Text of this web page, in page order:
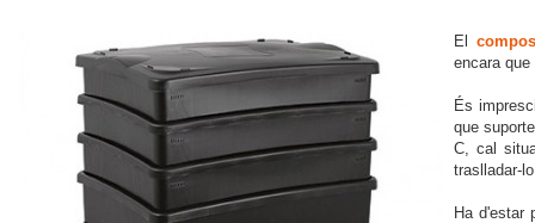
El
encara
És
que
C, cal
traslladar-
Ha d'estar